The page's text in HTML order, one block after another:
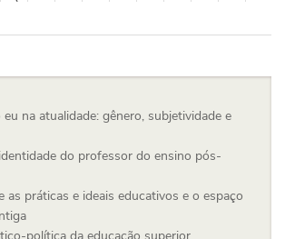
na atualidade: gênero, subjetividade e
do professor do ensino pós-
as práticas e ideais educativos e o espaço